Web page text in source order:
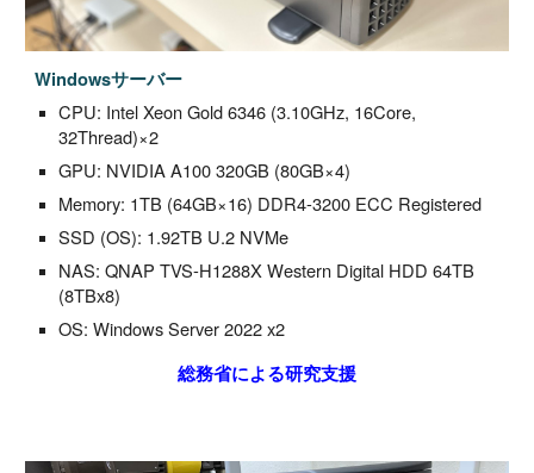
Windowsサーバー
CPU: Intel Xeon Gold 6346 (3.10GHz, 16Core,
32Thread)×2
GPU: NVIDIA A100320GB (80GB×4)
Memory: 1TB (64GB×16) DDR4-3200 ECC Registered
SSD (OS): 1.92TB U.2 NVMe
NAS: QNAP TVS-H1288X Western Digital HDD 64TB
(8TBx8)
OS:Windows Server 2022 x2
総務省による研究支援